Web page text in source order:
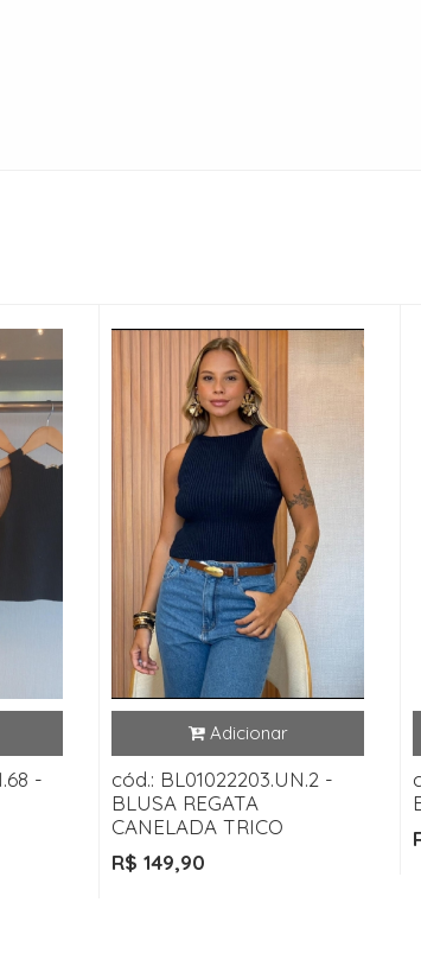
-
cód.: BL01022203.UN.2 -
BLUSA REGATA
CANELADA TRICO
R$ 149,90